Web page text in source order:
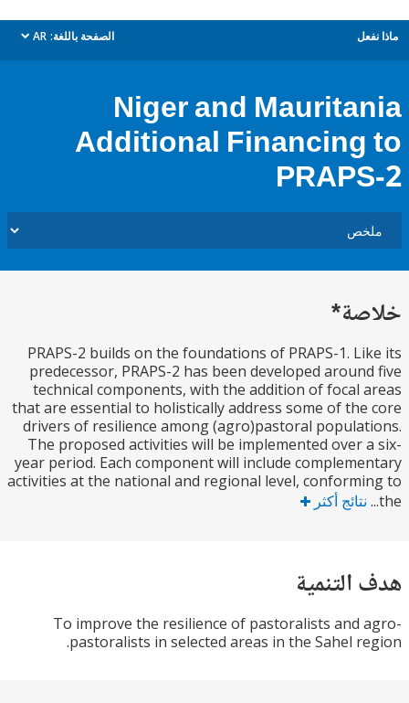
الصفحة باللغة: AR
dropdown
Niger and
Additional
PRAPS-2 builds on the foundations of PRAPS-1.
predecessor, PRAPS-2 has been developed
technical components, with the addition of focal
that are essential to holistically address some of
drivers of resilience among (agro)pastoral
The proposed activities will be implemented
year period. Each component will include
activities at the national and regional level,
أكثر
To improve the resilience of pastoralists
pastoralists in selected areas in the Sahel